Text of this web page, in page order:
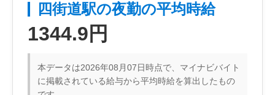
四街道駅の夜勤の平均時給
1344.9円
本データは2026年08月07日時点で、マイナビバイト
に掲載されている給与から平均時給を算出したもの